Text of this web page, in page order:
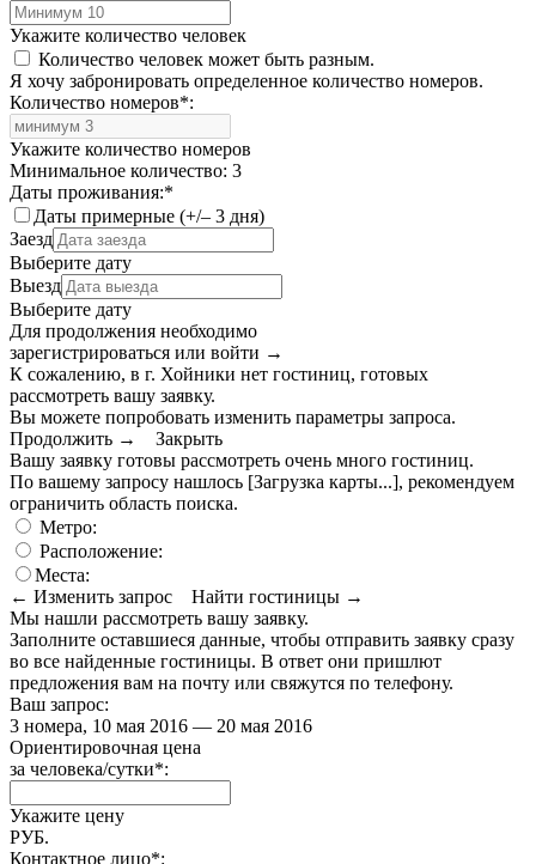
Укажите количество человек
Количество человек может быть разным.
Я хочу забронировать определенное количество номеров.
Количество номеров*:
Укажите количество номеров
Минимальное количество: 3
Даты проживания:*
Даты примерные (+/– 3 дня)
Заезд
Выберите дату
Выезд
Выберите дату
Для продолжения необходимо
зарегистрироваться или войти →
К сожалению, в г. Хойники нет гостиниц, готовых
рассмотреть вашу заявку.
Вы можете попробовать изменить параметры запроса.
Продолжить →
Закрыть
Вашу заявку готовы рассмотреть очень много гостиниц.
По вашему запросу нашлось [Загрузка карты...], рекомендуем
ограничить область поиска.
Метро:
Расположение:
Места:
← Изменить запрос
Найти гостиницы →
Мы нашли рассмотреть вашу заявку.
Заполните оставшиеся данные, чтобы отправить заявку сразу
во все найденные гостиницы. В ответ они пришлют
предложения вам на почту или свяжутся по телефону.
Ваш запрос:
3 номера, 10 мая 2016 — 20 мая 2016
Ориентировочная цена
за человека/сутки*:
Укажите цену
РУБ.
Контактное лицо*: